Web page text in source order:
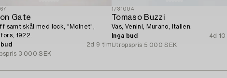
Gate
samt skål med lock, "Molnet",
1922.
bud
2d 9 tim
3 000 SEK
1731004
Tomaso Buzzi
Vas, Venini, Murano, Italien.
Inga bud
4d
Utropspris 5 000 SEK